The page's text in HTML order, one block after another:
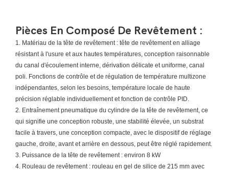
Pièces En Composé De Revêtement :
1. Matériau de la tête de revêtement : tête de revêtement en alliage
résistant à l'usure et aux hautes températures, conception raisonnable
du canal d'écoulement interne, dérivation délicate et uniforme, canal
poli. Fonctions de contrôle et de régulation de température multizone
indépendantes, selon les besoins, température locale de haute
précision réglable individuellement et fonction de contrôle PID.
2. Entraînement pneumatique du cylindre de la tête de revêtement, ce
qui signifie une conception robuste, une stabilité élevée, un substrat
facile à travers, une conception compacte, avec le dispositif de réglage
gauche, droite, avant et arrière en dessous, peut être réglé rapidement.
3. Puissance de la tête de revêtement : environ 8 kW
4. Rouleau de revêtement : rouleau en gel de silice de 215 mm avec